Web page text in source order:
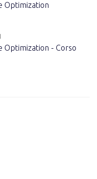
Optimization
Optimization - Corso